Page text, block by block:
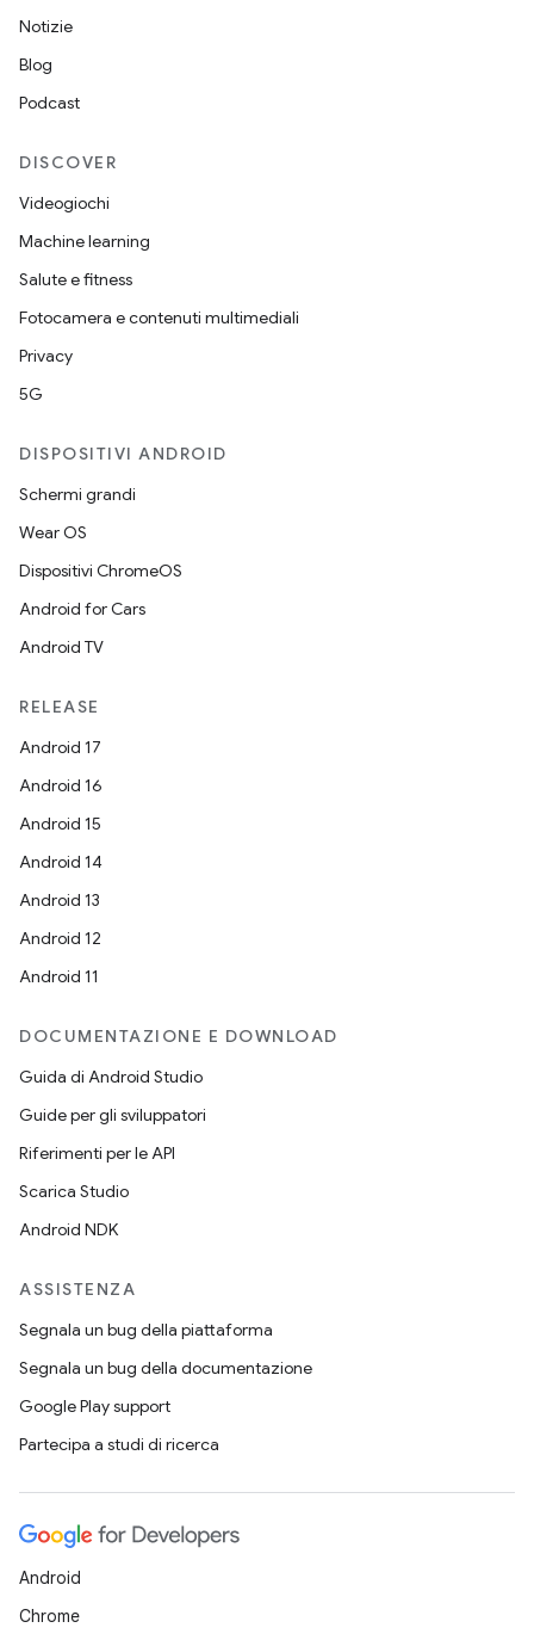
Notizie
Blog
Podcast
DISCOVER
Videogiochi
Machine learning
Salute e fitness
Fotocamera e contenuti multimediali
Privacy
5G
DISPOSITIVI ANDROID
Schermi grandi
Wear OS
Dispositivi ChromeOS
Android for Cars
Android TV
RELEASE
Android 17
Android 16
Android 15
Android 14
Android 13
Android 12
Android 11
DOCUMENTAZIONE E DOWNLOAD
Guida di Android Studio
Guide per gli sviluppatori
Riferimenti per le API
Scarica Studio
Android NDK
ASSISTENZA
Segnala un bug della piattaforma
Segnala un bug della documentazione
Google Play support
Partecipa a studi di ricerca
Android
Chrome